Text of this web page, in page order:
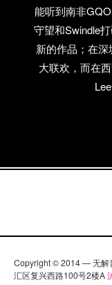
能听到南非
守望和Swindle
新的作品；在
大联欢，而在
Copyright © 2014 — 无解
汇区复兴西路100号2楼A